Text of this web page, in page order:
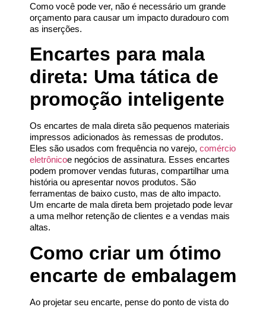
Como você pode ver, não é necessário um grande
orçamento para causar um impacto duradouro com
as inserções.
Encartes para mala
direta: Uma tática de
promoção inteligente
Os encartes de mala direta são pequenos materiais
impressos adicionados às remessas de produtos.
Eles são usados com frequência no varejo, comércio
eletrônicoe negócios de assinatura. Esses encartes
podem promover vendas futuras, compartilhar uma
história ou apresentar novos produtos. São
ferramentas de baixo custo, mas de alto impacto.
Um encarte de mala direta bem projetado pode levar
a uma melhor retenção de clientes e a vendas mais
altas.
Como criar um ótimo
encarte de embalagem
Ao projetar seu encarte, pense do ponto de vista do